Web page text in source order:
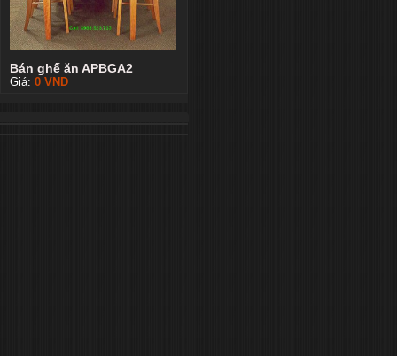
Bán ghế ăn APBGA2
Giá: 0 VND